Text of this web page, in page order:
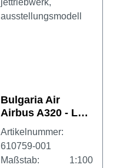
Bulgaria Air
Airbus A320 - LZ-
FBG
Artikelnummer:
610759-001
Maßstab:
1:100